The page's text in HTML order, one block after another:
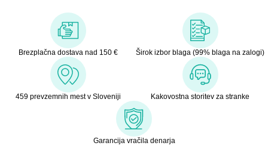
Brezplačna dostava nad 150 € Širok izbor blaga (99% blaga na zalogi)
459 prevzemnih mest v Sloveniji Kakovostna storitev za stranke
Garancija vračila denarja